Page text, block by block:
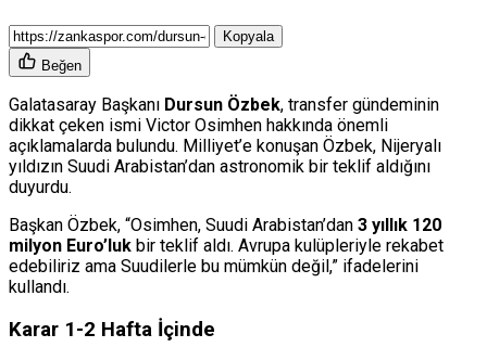
Kopyala
Beğen
Galatasaray Başkanı Dursun Özbek, transfer gündeminin
dikkat çeken ismi Victor Osimhen hakkında önemli
açıklamalarda bulundu. Milliyet’e konuşan Özbek, Nijeryalı
yıldızın Suudi Arabistan’dan astronomik bir teklif aldığını
duyurdu.
Başkan Özbek, “Osimhen, Suudi Arabistan’dan 3 yıllık 120
milyon Euro’luk bir teklif aldı. Avrupa kulüpleriyle rekabet
edebiliriz ama Suudilerle bu mümkün değil,” ifadelerini
kullandı.
Karar 1-2 Hafta İçinde